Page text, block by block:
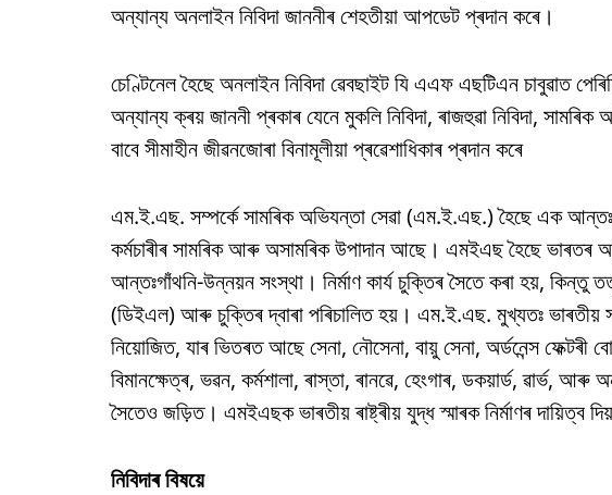
অন্যান্য অনলাইন নিবিদা জাননীৰ শেহতীয়া আপডেট প্ৰদান কৰে।
চেণ্টিনেল হৈছে অনলাইন নিবিদা ৱেবছাইট যি এএফ এছটিএন চাবুৱাত
অন্যান্য ক্ৰয় জাননী প্ৰকাৰ যেনে মুকলি নিবিদা, ৰাজহুৱা নিবিদা,
বাবে সীমাহীন জীৱনজোৰা বিনামূলীয়া প্ৰৱেশাধিকাৰ প্ৰদান কৰে
এম.ই.এছ. সম্পৰ্কে সামৰিক অভিযন্তা সেৱা (এম.ই.এছ.) হৈছে এক
কৰ্মচাৰীৰ সামৰিক আৰু অসামৰিক উপাদান আছে। এমইএছ হৈছে ভাৰতৰ
আন্তঃগাঁথনি-উন্নয়ন সংস্থা। নিৰ্মাণ কাৰ্য চুক্তিৰ সৈতে কৰা হয়, কিন্তু
(ডিইএল) আৰু চুক্তিৰ দ্বাৰা পৰিচালিত হয়। এম.ই.এছ. মুখ্যতঃ ভাৰতীয়
নিয়োজিত, যাৰ ভিতৰত আছে সেনা, নৌসেনা, বায়ু সেনা, অৰ্ডনেন্স
বিমানক্ষেত্ৰ, ভৱন, কৰ্মশালা, ৰাস্তা, ৰানৱে, হেংগাৰ, ডকয়াৰ্ড, ৱাৰ্ভ, আৰু
সৈতেও জড়িত। এমইএছক ভাৰতীয় ৰাষ্ট্ৰীয় যুদ্ধ স্মাৰক নিৰ্মাণৰ দায়িত্ব
নিবিদাৰ বিষয়ে